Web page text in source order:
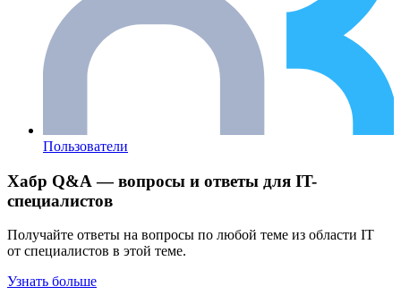
Пользователи
Хабр Q&A — вопросы и ответы для IT-
специалистов
Получайте ответы на вопросы по любой теме из области IT
от специалистов в этой теме.
Узнать больше